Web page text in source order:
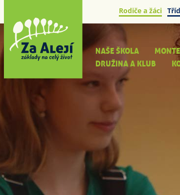
Rodiče a žáci
NAŠE ŠKOLA
DRUŽINA A KLUB